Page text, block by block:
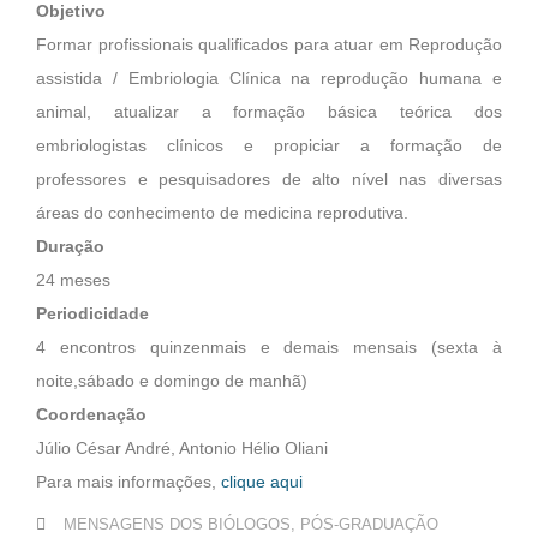
Objetivo
Formar profissionais qualificados para atuar em Reprodução
assistida / Embriologia Clínica na reprodução humana e
animal, atualizar a formação básica teórica dos
embriologistas clínicos e propiciar a formação de
professores e pesquisadores de alto nível nas diversas
áreas do conhecimento de medicina reprodutiva.
Duração
24 meses
Periodicidade
4 encontros quinzenmais e demais mensais (sexta à
noite,sábado e domingo de manhã)
Coordenação
Júlio César André, Antonio Hélio Oliani
Para mais informações, clique aqui
MENSAGENS DOS BIÓLOGOS PÓS-GRADUAÇÃO